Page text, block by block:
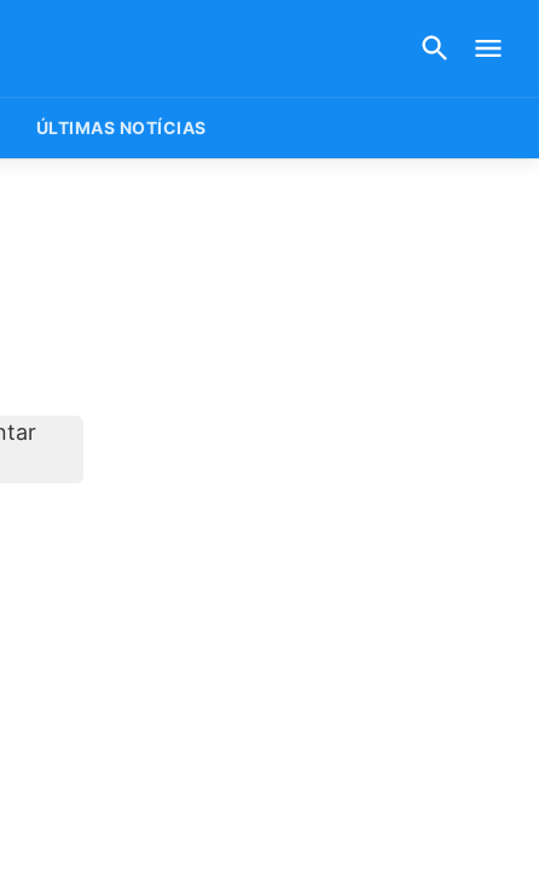
ÚLTIMAS NOTÍCIAS